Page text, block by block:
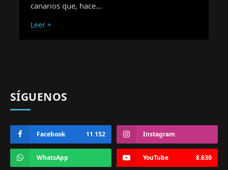
canarios que, hace…
Leer +
SÍGUENOS
Facebook 11.152 Instagram
WhatsApp YouTube 8.630